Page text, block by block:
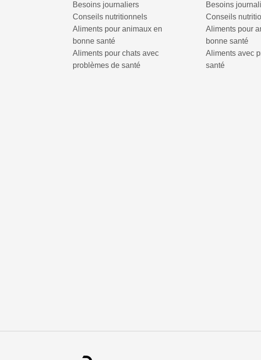
Besoins journaliers
Conseils nutritionnels
Aliments pour animaux en
bonne santé
Aliments pour chats avec
problèmes de santé
Besoins
Conseils
Aliments pour
bonne santé
Aliments avec
santé